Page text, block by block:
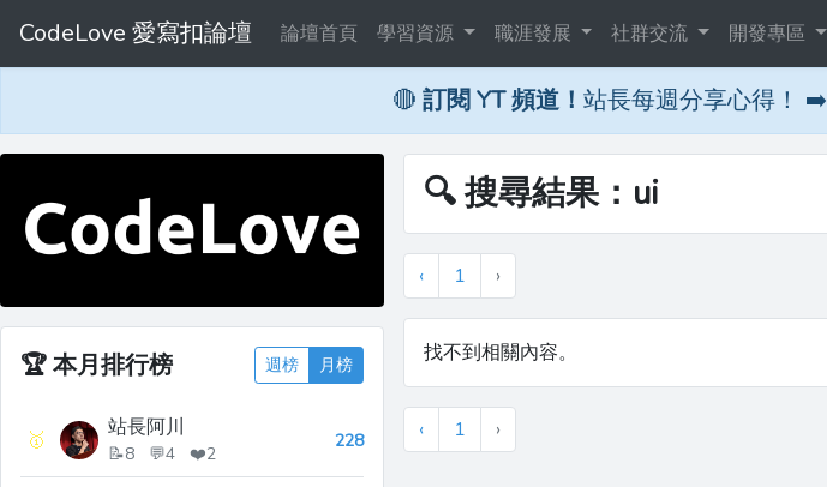
CodeLove 愛寫扣論壇 論壇首頁 學習資源 職涯發展 社群交流 開發專區
🔴 訂閱 YT 頻道！ 站長每週分享心得！ ➡️
🏆本月排行榜 週榜 月榜
🥇 站長阿川
📝8 💬4 ❤️2
228
🔍 搜尋結果：ui
‹ 1 ›
找不到相關內容。
‹ 1 ›